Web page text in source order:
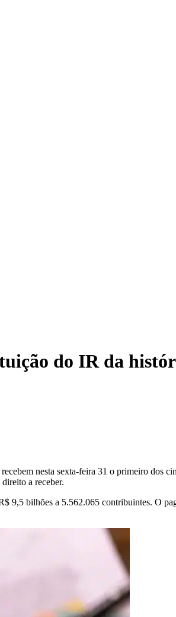
do IR da
nesta sexta-feira 31 o primeiro dos
a receber.
9,5 bilhões a 5.562.065 contribuintes. O